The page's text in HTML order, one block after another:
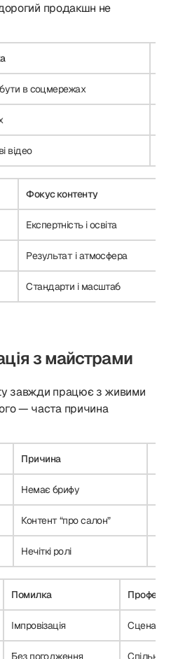
дорогий продакшн не
в соцмережах
відео
Фокус контенту
Експертність і освіта
Результат і атмосфера
Стандарти і масштаб
з майстрами
завжди працює з живими
— часта причина
Причина
Немає брифу
Контент “про салон”
Нечіткі ролі
Помилка
Імпровізація Сценарій
Без погодження Спільна